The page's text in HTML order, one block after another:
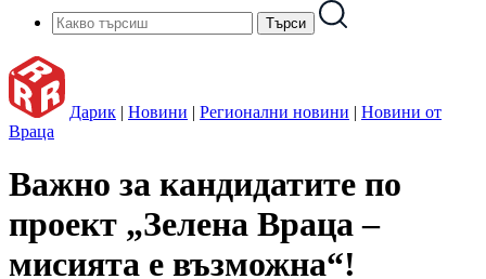
Дарик | Новини | Регионални новини | Новини от
Враца
Важно за кандидатите по
проект „Зелена Враца –
мисията е възможна“!